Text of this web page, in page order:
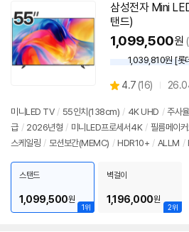
삼성전자 Mini
탠드)
1,099,500원
1,039,810원 [롯
별
점
4.7 (상
리
뷰
16)
미니LED TV / 55인치 (138cm) / 4K UHD / 주사
급 / 2026년형 / 미니LED프로세서4K / 필름메이
스케일링 / 모션보간(MEMC) / HDR10+ / ALLM /
1위
스탠드
1,099,500원
2위
벽걸이
1,196,000원